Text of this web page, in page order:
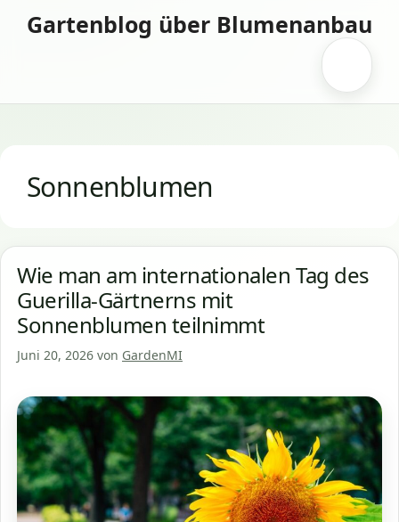
InhaltGartenblog über Blumenanbau
Sonnenblumen
Wie man am internationalen Tag des
Guerilla-Gärtnerns mit
Sonnenblumen teilnimmt
Juni 20, 2026 von GardenMI